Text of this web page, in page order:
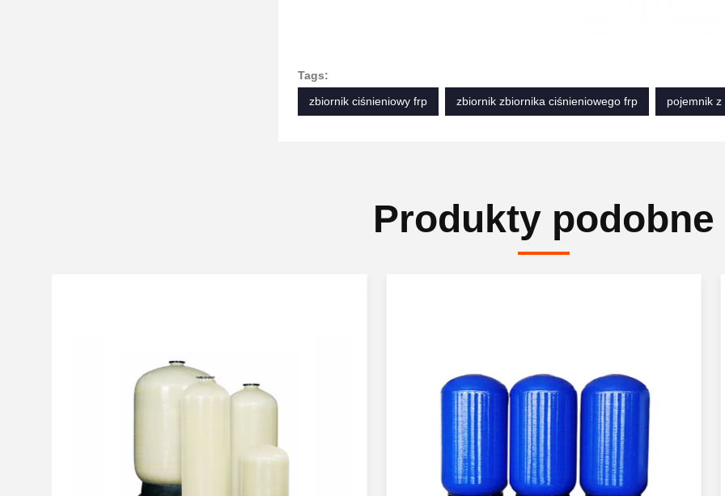
Tags:
zbiornik ciśnieniowy frp
zbiornik zbiornika ciśnieniowego frp pojemnik
Produkty podobne